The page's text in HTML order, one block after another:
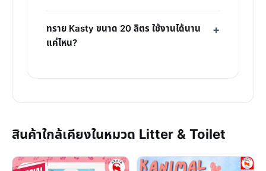
ทราย Kasty ขนาด 20 ลิตร ใช้งานได้นาน
แค่ไหน?
สินค้าใกล้เคียงในหมวด Litter & Toilet